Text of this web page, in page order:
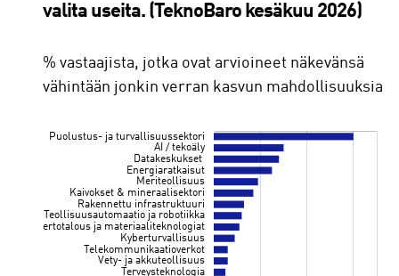
valita useita. (TeknoBaro kesäkuu 2026)
% vastaajista, jotka ovat arvioineet näkevänsä
vähintään jonkin verran kasvun mahdollisuuksia